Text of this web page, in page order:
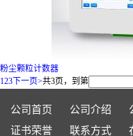
粉尘颗粒计数器
123下一页>共3页，到第
公司首页 公司介绍
证书荣誉
联系方式